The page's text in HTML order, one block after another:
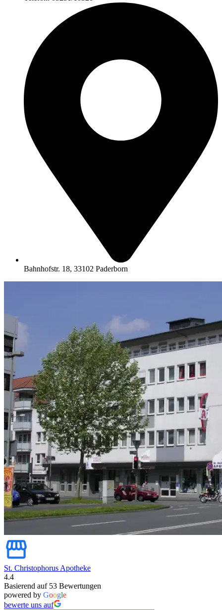
Bahnhofstr. 18, 33102 Paderborn
St. Christophorus Apotheke
4.4
Basierend auf 53 Bewertungen
powered by Google
bewerte uns auf